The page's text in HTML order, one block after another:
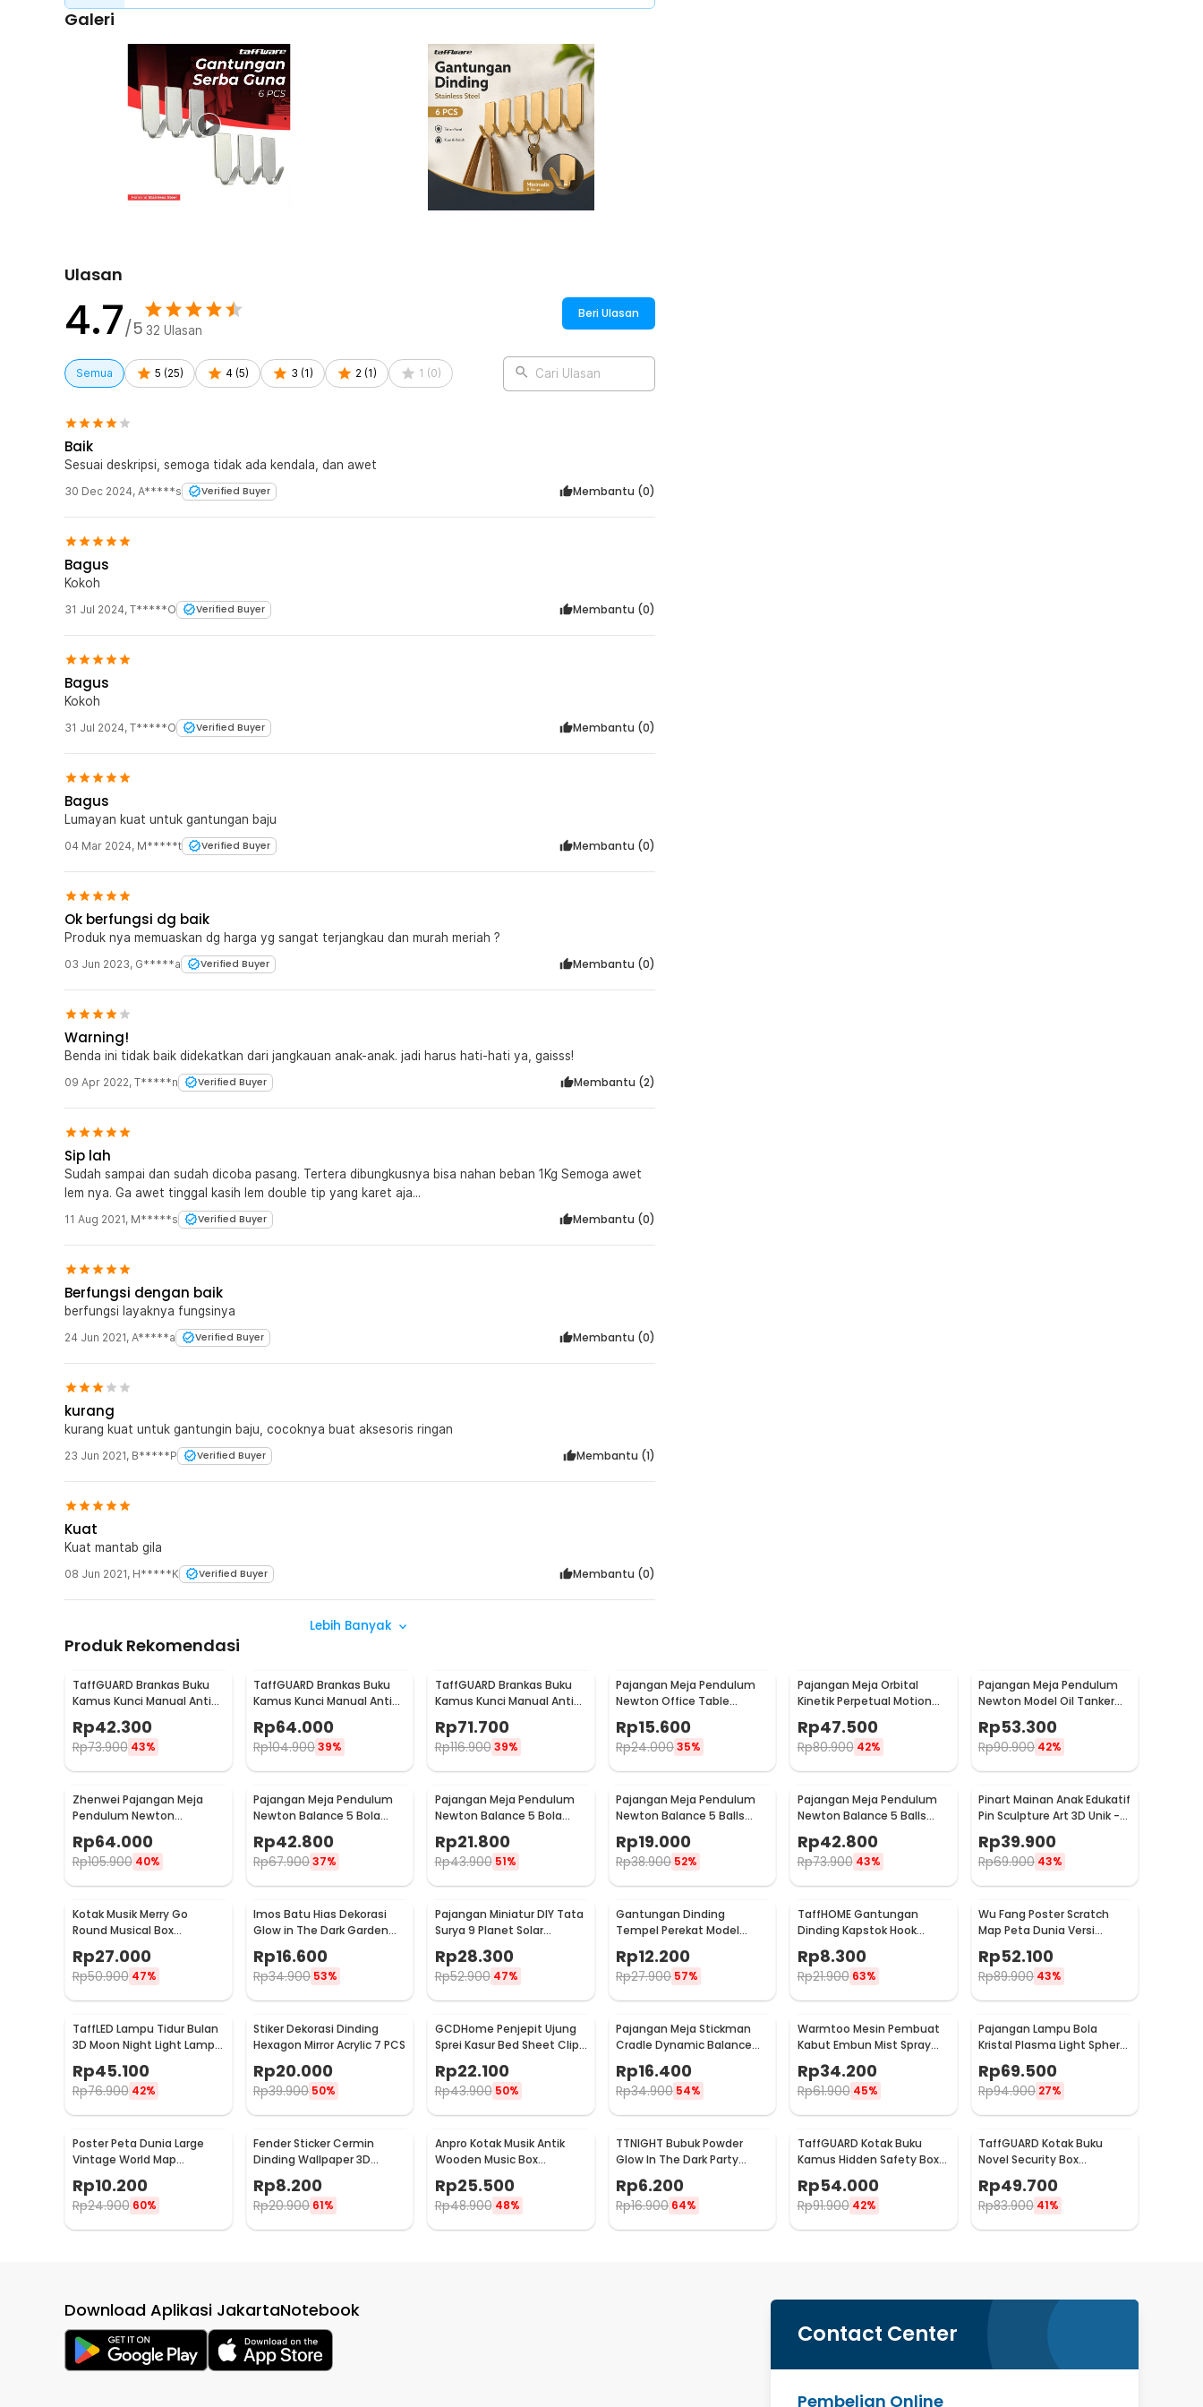
Perekat Kuat Tanpa Bor
lemari, kulkas, atau permukaan datar lainnya. Disarankan menunggu kurang lebih 12 jam setelah
pemasangan sebelum digunakan agar daya rekat maksimal.
Cocok untuk Benda Ringan
Dirancang untuk menggantung barang ringan seperti gantungan kunci, kabel charger, topi,
masker, atau alat mandi. Tidak disarankan untuk barang berat agar perekat tetap awet dan tidak
Kelengkapan Produk
Galeri
Ulasan
4.7/5 32 Ulasan
Beri Ulasan
Semua 5 (25) 4 (5) 3 (1 ) 2 (1 ) 1 (0) Cari Ulasan
Baik
Sesuai deskripsi, semoga tidak ada kendala, dan awet
30 Dec 2024, A*****s Verified Buyer Membantu (0)
Bagus
Kokoh
31 Jul 2024, T*****O Verified Buyer Membantu (0)
Bagus
Kokoh
31 Jul 2024, T*****O Verified Buyer Membantu (0)
Bagus
Lumayan kuat untuk gantungan baju
04 Mar 2024, M*****t Verified Buyer Membantu (0)
Ok berfungsi dg baik
Produk nya memuaskan dg harga yg sangat terjangkau dan murah meriah ?
03 Jun 2023, G*****a Verified Buyer Membantu (0)
Warning!
Benda ini tidak baik didekatkan dari jangkauan anak-anak. jadi harus hati-hati ya, gaisss!
09 Apr 2022, T*****n Verified Buyer Membantu (2)
Sip lah
Sudah sampai dan sudah dicoba pasang. Tertera dibungkusnya bisa nahan beban 1Kg Semoga awet
lem nya. Ga awet tinggal kasih lem double tip yang karet aja...
11 Aug 2021, M*****s Verified Buyer Membantu (0)
Berfungsi dengan baik
berfungsi layaknya fungsinya
24 Jun 2021, A*****a Verified Buyer Membantu (0)
kurang
kurang kuat untuk gantungin baju, cocoknya buat aksesoris ringan
23 Jun 2021, B*****P Verified Buyer Membantu (1)
Kuat
Kuat mantab gila
08 Jun 2021, H*****K Verified Buyer Membantu (0)
Lebih Banyak
Produk Rekomendasi
TaffGUARD Brankas Buku
Kamus Kunci Manual Anti
Maling Hidden Safe Box
Kecil - KB-10L
Rp42.300
Rp73.900 43%
TaffGUARD Brankas Buku
Kamus Kunci Manual Anti
Maling Hidden Safe Box
Sedang - KB-10L
Rp64.000
Rp104.90039%
TaffGUARD Brankas Buku
Kamus Kunci Manual Anti
Maling Hidden Safe Box
Besar - KB-10L
Rp71.700
Rp116.900 39%
Pajangan Meja Pendulum
Newton Office Table
Decoration 5 Ball S - H50S
Rp15.600
Rp24.00035%
Pajangan Meja Orbital
Kinetik Perpetual Motion
Balance Physics - NR31TX
Rp47.500
Rp80.900 42%
Pajangan Meja Pendulum
Newton Model Oil Tanker
Perpetual Debate - B101
Rp53.300
Rp90.900 42%
Zhenwei Pajangan Meja
Pendulum Newton
Perpetual Model Ferris
Wheel - ZPW
Rp64.000
Rp105.900 40%
Pajangan Meja Pendulum
Newton Balance 5 Bola
Model Arched M - ZY02
Rp42.800
Rp67.90037%
Pajangan Meja Pendulum
Newton Balance 5 Bola
Model Arched S - ZY02
Rp21.800
Rp43.900 51%
Pajangan Meja Pendulum
Newton Balance 5 Balls
Stainless Steel Model T S -
LX013
Rp19.000
Rp38.900 52%
Pajangan Meja Pendulum
Newton Balance 5 Balls
Stainless Steel Model T L -
LX013
Rp42.800
Rp73.900 43%
Pinart Mainan Anak Edukatif
Pin Sculpture Art 3D Unik -
FD-P3
Rp39.900
Rp69.900 43%
Kotak Musik Merry Go
Round Musical Box
Carousel Mekanikal - HD-
Y02
Rp27.000
Rp50.900 47%
Imos Batu Hias Dekorasi
Glow in The Dark Garden
Stone 100 PCS - HC0043
Rp16.600
Rp34.900 53%
Pajangan Miniatur DIY Tata
Surya 9 Planet Solar
System Planetary - 2135
Rp28.300
Rp52.900 47%
Gantungan Dinding
Tempel Perekat Model
Antlers Head - MU03
Rp12.200
Rp27.900 57%
TaffHOME Gantungan
Dinding Kapstok Hook
Hanger Stainless Steel 201
- MT11
Rp8.300
Rp21.900 63%
Wu Fang Poster Scratch
Map Peta Dunia Versi
National Flag - ZJP-M018
Rp52.100
Rp89.900 43%
TaffLED Lampu Tidur Bulan
3D Moon Night Light Lamp 3
Color 8cm 1W 5V -
LD002701
Rp45.100
Rp76.900 42%
Stiker Dekorasi Dinding
Hexagon Mirror Acrylic 7 PCS
Rp20.000
Rp39.900 50%
GCDHome Penjepit Ujung
Sprei Kasur Bed Sheet Clip
Holder 4 PCS - FS-1809
Rp22.100
Rp43.900 50%
Pajangan Meja Stickman
Cradle Dynamic Balance
Instrument Ball Pendulum
Rp16.400
Rp34.900 54%
Warmtoo Mesin Pembuat
Kabut Embun Mist Spray
Fog Maker 12 LED 24V - WT01
Rp34.200
Rp61.900 45%
Pajangan Lampu Bola
Kristal Plasma Light Sphere
- ZC211700
Rp69.500
Rp94.900 27%
Poster Peta Dunia Large
Vintage World Map
103x69cm - N401
Rp10.200
Rp24.900 60%
Fender Sticker Cermin
Dinding Wallpaper 3D
Model Square Mirror 9 PCS -
Q353
Rp8.200
Rp20.900 61%
Anpro Kotak Musik Antik
Wooden Music Box
Engraving Harry Potter -
ADQ0194
Rp25.500
Rp48.900 48%
TTNIGHT Bubuk Powder
Glow In The Dark Party
Decoration 10g - T01
Rp6.200
Rp16.900 64%
TaffGUARD Kotak Buku
Kamus Hidden Safety Box
Book Password Lock Size S -
KB-10P
Rp54.000
Rp91.900 42%
TaffGUARD Kotak Buku
Novel Security Box
Password Lock Size S - KB-
20P
Rp49.700
Rp83.900 41%
Contact Center
Pembelian Online
Download Aplikasi JakartaNotebook